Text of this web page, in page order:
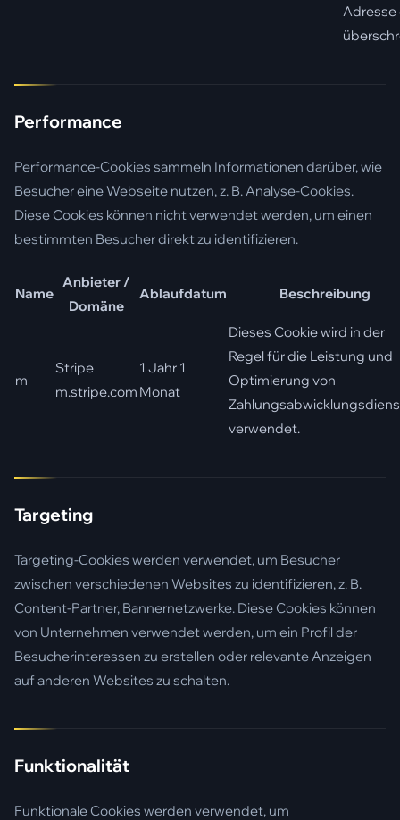
Adresse
Performance
Performance-Cookies sammeln Informationen darüber, wie
Besucher eine Webseite nutzen, z. B. Analyse-Cookies.
Diese Cookies können nicht verwendet werden, um einen
bestimmten Besucher direkt zu identifizieren.
Name
Anbieter /
Domäne
Ablaufdatum Beschreibung
m
Stripe
m.stripe.com
1 Jahr 1
Monat
Dieses Cookie wird in der
Regel für die Leistung und
Optimierung von
verwendet.
Targeting
Targeting-Cookies werden verwendet, um Besucher
zwischen verschiedenen Websites zu identifizieren, z. B.
Content-Partner, Bannernetzwerke. Diese Cookies können
von Unternehmen verwendet werden, um ein Profil der
Besucherinteressen zu erstellen oder relevante Anzeigen
auf anderen Websites zu schalten.
Funktionalität
Funktionale Cookies werden verwendet, um